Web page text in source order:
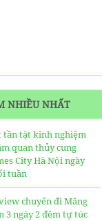
NHIỀU NHẤT
tần tật kinh nghiệm
quan thủy cung
City Hà Nội ngày
tuần
chuyến đi Măng
3 ngày 2 đêm tự túc